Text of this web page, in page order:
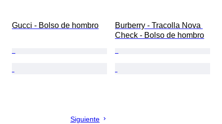
Gucci - Bolso de hombro
Burberry - Tracolla Nova
Check - Bolso de hombro
Siguiente